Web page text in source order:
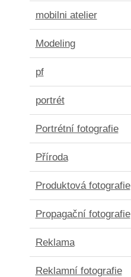
mobilni atelier
Modeling
pf
portrét
Portrétní fotografie
Příroda
Produktová fotografie
Propagační fotografie
Reklama
Reklamní fotografie